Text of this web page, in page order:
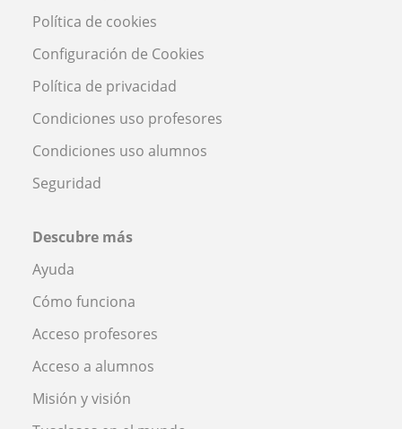
Política de cookies
Configuración de Cookies
Política de privacidad
Condiciones uso profesores
Condiciones uso alumnos
Seguridad
Descubre más
Ayuda
Cómo funciona
Acceso profesores
Acceso a alumnos
Misión y visión